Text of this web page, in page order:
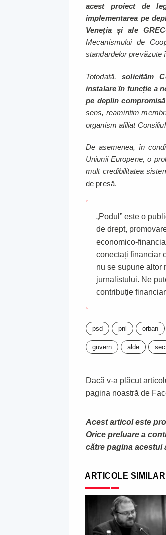
acest proiect de
implementarea pe
Veneția și ale
Mecanismului de
standardelor prevăzute
Totodată,solicităm
instalare în funcție a
pe deplin
sens, reamintim
organism afiliat
De asemenea, în
Uniunii Europene, o
mult credibilitatea
de presă.
„Podul” este o
de drept,
economico-
conectați financiar
nu se supune altor
jurnalistului. Ne
contribuție
psd pnl orban
guvern alde
Dacă v-a plăcut
pagina noastră de
Acest articol este
Orice preluare a
către pagina acestui
ARTICOLE